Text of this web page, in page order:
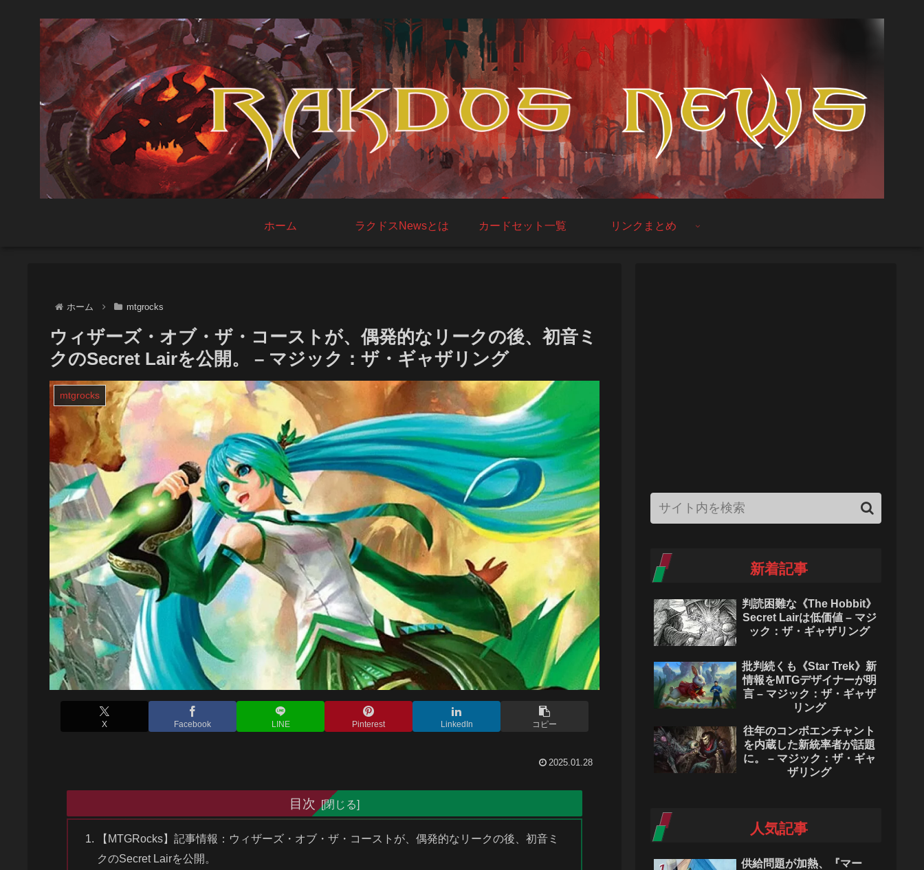
ホーム ラクドスNewsとは カードセット一覧 リンクまとめ
ホーム mtgrocks
ウィザーズ・オブ・ザ・コーストが、偶発的なリークの後、初音ミ
クのSecret Lairを公開。 – マジック：ザ・ギャザリング
mtgrocks
X Facebook LINE Pinterest LinkedIn コピー
2025.01.28
目次
【MTGRocks】記事情報：ウィザーズ・オブ・ザ・コーストが、偶発的なリークの後、初音ミ
クのSecret Lairを公開。
新着記事
判読困難な《The Hobbit》
Secret Lairは低価値 – マジ
ック：ザ・ギャザリング
批判続くも《Star Trek》新
情報をMTGデザイナーが明
言 – マジック：ザ・ギャザ
リング
往年のコンボエンチャント
を内蔵した新統率者が話題
に。 – マジック：ザ・ギャ
ザリング
人気記事
供給問題が加熱、『マー